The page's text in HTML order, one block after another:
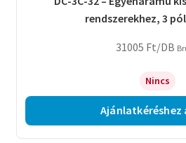
rendszerekhez, 3
31005 Ft/DB
Nincs
Ajánlatkéréshez